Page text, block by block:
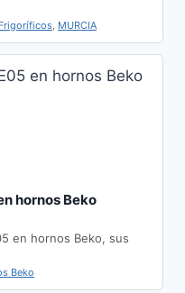
Frigoríficos, MURCIA
hornos Beko
en hornos Beko, sus
Beko